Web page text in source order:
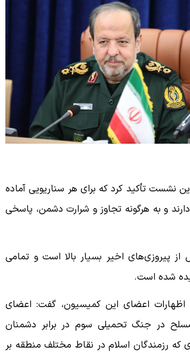
تأکید کرد که برای هر سناریویی آماده
و به هرگونه تجاوز و شرارت دشمن، پاسخی
پیروزی‌های اخیر بسیار بالا است و تمامی
شده است.
اعضای این کمیسیون،‌ گفت: اعضای
مسلح در جنگ تحمیلی سوم در برابر دشمنان
که رزمندگان اسلام در نقاط مختلف منطقه بر